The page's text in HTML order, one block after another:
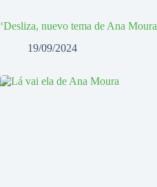
‘Desliza, nuevo tema de Ana Moura
19/09/2024